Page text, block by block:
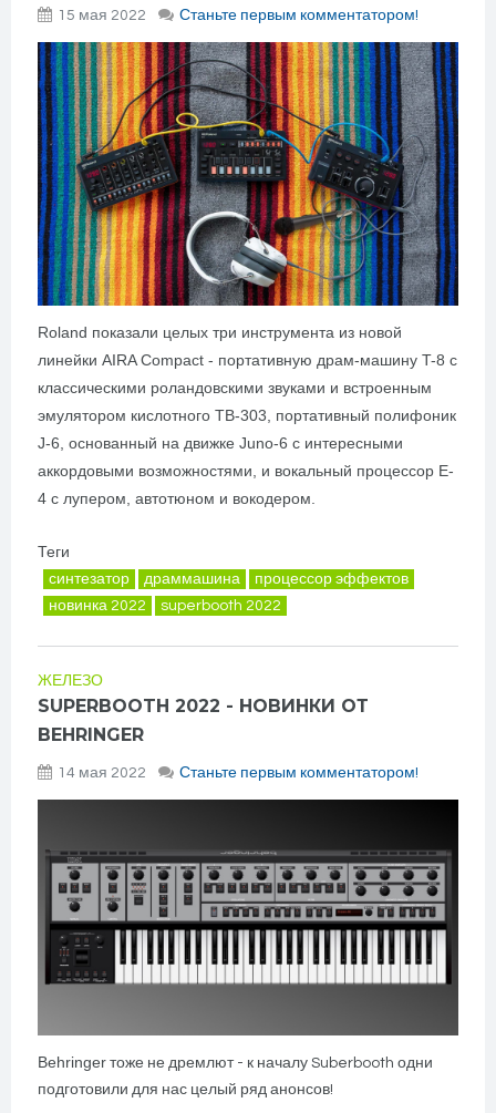
15 мая 2022 Станьте первым комментатором!
Roland показали целых три инструмента из новой
линейки AIRA Compact - портативную драм-машину T-8 с
классическими роландовскими звуками и встроенным
эмулятором кислотного TB-303, портативный полифоник
J-6, основанный на движке Juno-6 с интересными
аккордовыми возможностями, и вокальный процессор E-
4 с лупером, автотюном и вокодером.
Теги
синтезатор
драммашина
процессор эффектов
новинка 2022
superbooth 2022
ЖЕЛЕЗО
SUPERBOOTH 2022 - НОВИНКИ ОТ
BEHRINGER
14 мая 2022 Станьте первым комментатором!
Behringer тоже не дремлют - к началу Suberbooth одни
подготовили для нас целый ряд анонсов!